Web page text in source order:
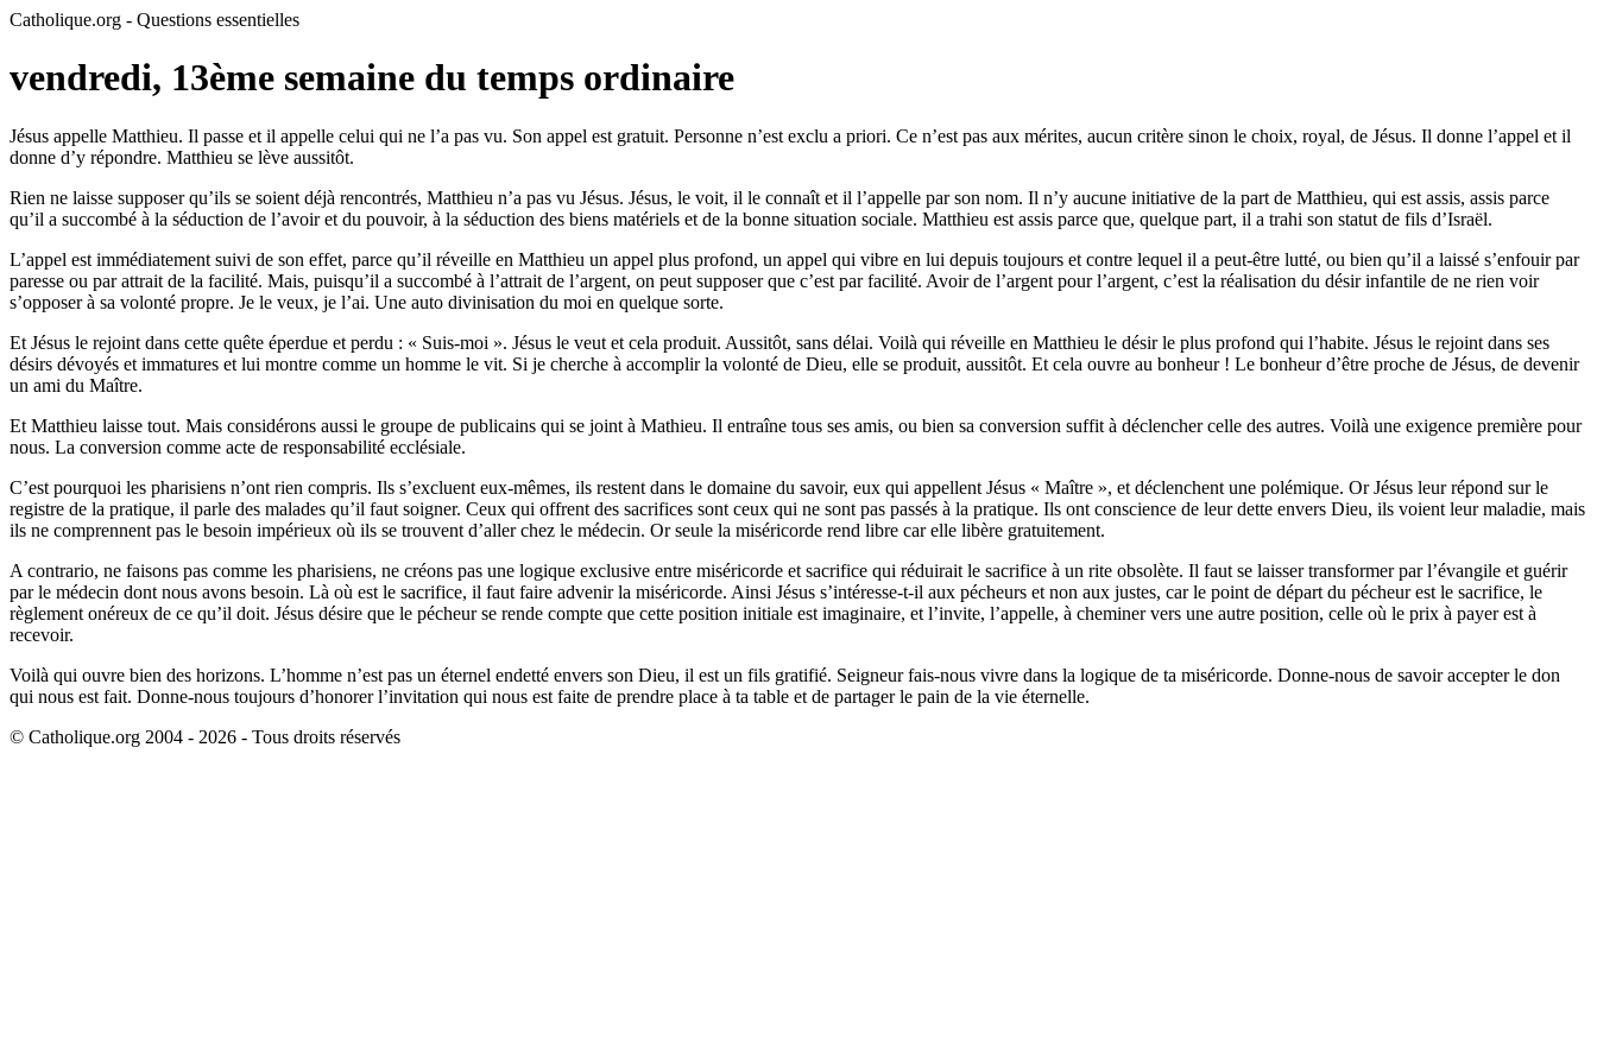
Catholique.org - Questions essentielles
vendredi, 13ème semaine du temps ordinaire
Jésus appelle Matthieu. Il passe et il appelle celui qui ne l’a pas vu. Son appel est gratuit. Personne n’est exclu a priori. Ce n’est pas aux mérites, aucun critère sinon le choix, royal, de Jésus. Il donne l’appel et il
donne d’y répondre. Matthieu se lève aussitôt.
Rien ne laisse supposer qu’ils se soient déjà rencontrés, Matthieu n’a pas vu Jésus. Jésus, le voit, il le connaît et il l’appelle par son nom. Il n’y aucune initiative de la part de Matthieu, qui est assis, assis parce
qu’il a succombé à la séduction de l’avoir et du pouvoir, à la séduction des biens matériels et de la bonne situation sociale. Matthieu est assis parce que, quelque part, il a trahi son statut de fils d’Israël.
L’appel est immédiatement suivi de son effet, parce qu’il réveille en Matthieu un appel plus profond, un appel qui vibre en lui depuis toujours et contre lequel il a peut-être lutté, ou bien qu’il a laissé s’enfouir par
paresse ou par attrait de la facilité. Mais, puisqu’il a succombé à l’attrait de l’argent, on peut supposer que c’est par facilité. Avoir de l’argent pour l’argent, c’est la réalisation du désir infantile de ne rien voir
s’opposer à sa volonté propre. Je le veux, je l’ai. Une auto divinisation du moi en quelque sorte.
Et Jésus le rejoint dans cette quête éperdue et perdu : « Suis-moi ». Jésus le veut et cela produit. Aussitôt, sans délai. Voilà qui réveille en Matthieu le désir le plus profond qui l’habite. Jésus le rejoint dans ses
désirs dévoyés et immatures et lui montre comme un homme le vit. Si je cherche à accomplir la volonté de Dieu, elle se produit, aussitôt. Et cela ouvre au bonheur ! Le bonheur d’être proche de Jésus, de devenir
un ami du Maître.
Et Matthieu laisse tout. Mais considérons aussi le groupe de publicains qui se joint à Mathieu. Il entraîne tous ses amis, ou bien sa conversion suffit à déclencher celle des autres. Voilà une exigence première pour
nous. La conversion comme acte de responsabilité ecclésiale.
C’est pourquoi les pharisiens n’ont rien compris. Ils s’excluent eux-mêmes, ils restent dans le domaine du savoir, eux qui appellent Jésus « Maître », et déclenchent une polémique. Or Jésus leur répond sur le
registre de la pratique, il parle des malades qu’il faut soigner. Ceux qui offrent des sacrifices sont ceux qui ne sont pas passés à la pratique. Ils ont conscience de leur dette envers Dieu, ils voient leur maladie, mais
ils ne comprennent pas le besoin impérieux où ils se trouvent d’aller chez le médecin. Or seule la miséricorde rend libre car elle libère gratuitement.
A contrario, ne faisons pas comme les pharisiens, ne créons pas une logique exclusive entre miséricorde et sacrifice qui réduirait le sacrifice à un rite obsolète. Il faut se laisser transformer par l’évangile et guérir
par le médecin dont nous avons besoin. Là où est le sacrifice, il faut faire advenir la miséricorde. Ainsi Jésus s’intéresse-t-il aux pécheurs et non aux justes, car le point de départ du pécheur est le sacrifice, le
règlement onéreux de ce qu’il doit. Jésus désire que le pécheur se rende compte que cette position initiale est imaginaire, et l’invite, l’appelle, à cheminer vers une autre position, celle où le prix à payer est à
recevoir.
Voilà qui ouvre bien des horizons. L’homme n’est pas un éternel endetté envers son Dieu, il est un fils gratifié. Seigneur fais-nous vivre dans la logique de ta miséricorde. Donne-nous de savoir accepter le don
qui nous est fait. Donne-nous toujours d’honorer l’invitation qui nous est faite de prendre place à ta table et de partager le pain de la vie éternelle.
© Catholique.org 2004 - 2026 - Tous droits réservés